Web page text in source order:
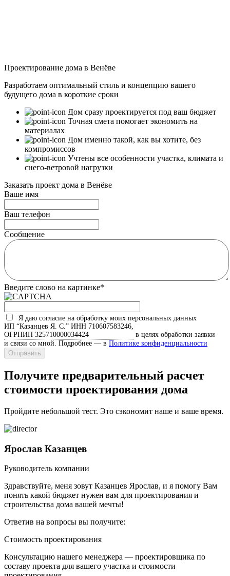
Проектирование дома в Венёве
Разработаем оптимальный стиль и концепцию вашего
будущего дома в короткие сроки
Дом сразу проектируется под ваш бюджет
Точная смета помогает экономить на
материалах
Дом именно такой, как вы хотите, без
компромиссов
Учтены все особенности участка, климата и
снего-ветровой нагрузки
Заказать проект дома в Венёве
Ваше имя
Ваш телефон
Сообщение
Введите слово на картинке*
Я даю согласие на обработку моих персональных данных
ИП “Казанцев Я. С.” ИНН 710607583246,
ОГРНИП 325710000034424
в целях обработки заявки
и связи со мной. Подробнее — в Политике конфиденциальности
Получите предварительный расчет
стоимости проектирования дома
Пройдите небольшой тест. Это сэкономит наше и ваше время.
Ярослав Казанцев
Руководитель компании
Здравствуйте, меня зовут Казанцев Ярослав, и я помогу Вам
понять какой бюджет нужен вам для проектирования и
строительства дома вашей мечты!
Ответив на вопросы вы получите:
Стоимость проектирования
Консультацию нашего менеджера — проектировщика по
составу проекта для вашего участка и стоимости